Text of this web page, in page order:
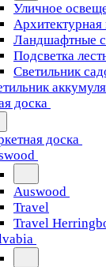
Уличное
Архитектурная
Ландшафтные
Подсветка
Светильник
доска
доска
Auswood
Travel
Travel